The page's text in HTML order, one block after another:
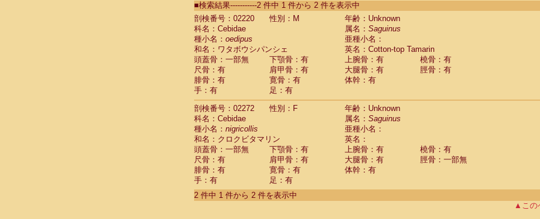
CebidaeSaguinus labiatus(0)
Cebidae Saguinus leucopus (0)
Cebidae
Cebidae
CebidaeSaguinus nigricollis (1)
Cebidae Saguinus oedipus
Cebidae Saguinus weddelli
Cebidae Saguinusspp.
Cebidae Aotus trivirgatus
Cebidae Cebus albifrons
Cebidae
CebidaeCebus capucinus
CebidaeCebus nigrivittatus
Cebidae Cebusspp.(0)
Cebidae Saimiri boliviensis
Cebidae Saimiri sciureus
Atelidae Alouatta caraya
AtelidaeAlouatta fusca
AtelidaeAlouatta seniculus
■検索結果-----------2 件中 1 件から 2 件を表示中
剖検番号：02220
性別：M
年齢：Unknown
科名：Cebidae
属名： Saguinus
種小名： oedipus
亜種小名：
和名：ワタボウシパンシェ
英名：Cotton-top Tamarin
頭蓋骨：一部無
下顎骨：有 上腕骨：有
橈骨：有
尺骨：有
肩甲骨：有 大腿骨：有
脛骨：有
腓骨：有
寛骨：有
体幹：有
手：有
足：有
剖検番号：02272
性別：F
年齢：Unknown
科名：Cebidae
属名： Saguinus
種小名： nigricollis
亜種小名：
和名：クロクビタマリン
英名：
頭蓋骨：一部無
下顎骨：有 上腕骨：有
橈骨：有
尺骨：有
肩甲骨：有 大腿骨：有
脛骨：一部無
腓骨：有
寛骨：有
体幹：有
手：有
足：有
2 件中 1 件から 2 件を表示中
▲この